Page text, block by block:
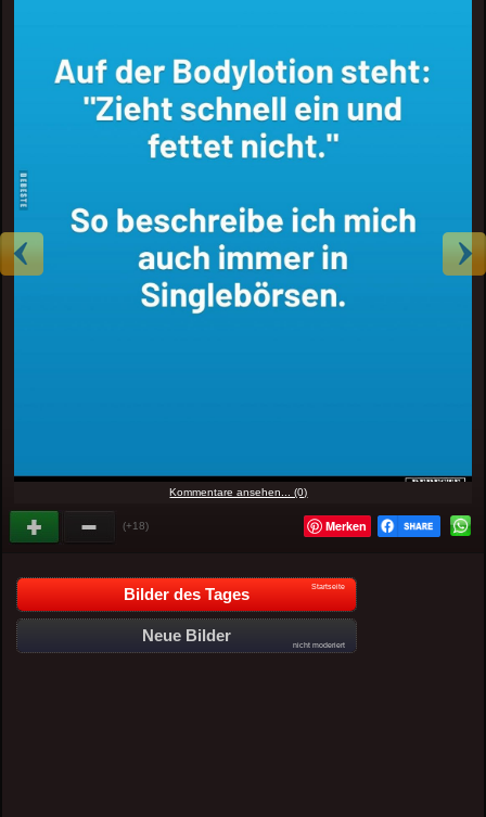
Kommentare ansehen... (0)
(+18) Merken
Bilder des Tages Startseite
Neue Bilder
nicht moderiert